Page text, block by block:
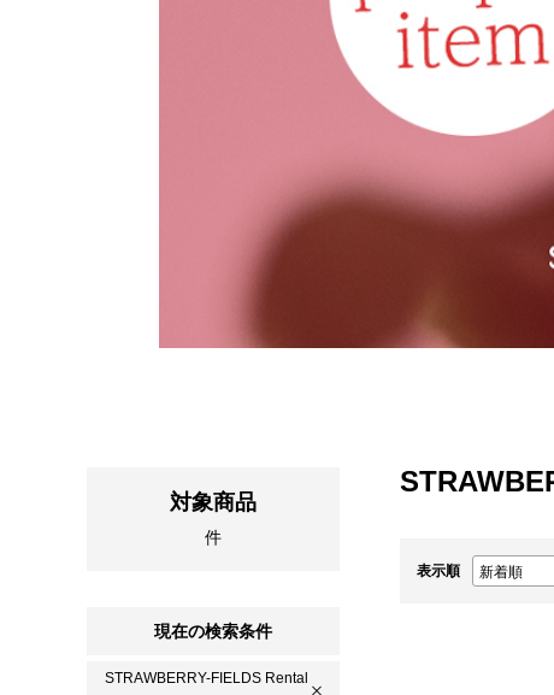
対象商品
件
現在の検索条件
STRAWBERRY-FIELDS Rental
表示順